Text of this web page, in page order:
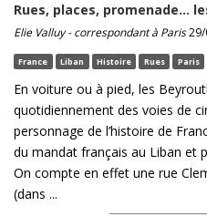
Rues, places, promenade…
Elie Valluy - correspondant à Paris29/
France Liban Histoire Rues Paris
En voiture ou à pied, les
quotidiennement des voies de
personnage de l’histoire de
du mandat français au Liban et
On compte en effet une rue
(dans ...